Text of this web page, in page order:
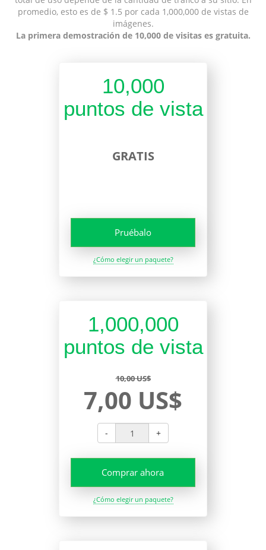
promedio, esto es de $ 1.5 por cada 1,000,000 de vistas de
imágenes.
La primera demostración de 10,000 de visitas es gratuita.
10,000
puntos de vista
GRATIS
Pruébalo
¿Cómo elegir un paquete?
1,000,000
puntos de vista
10,00 US$
7,00 US$
- +
Comprar ahora
¿Cómo elegir un paquete?